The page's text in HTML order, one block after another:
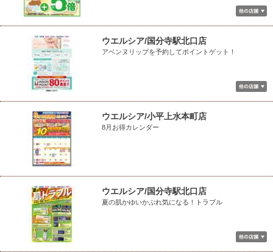
ウエルシア/国分寺駅北口店
アベンヌリップを予約してポイントゲット！
ウエルシア/小平上水本町店
8月お得カレンダー
ウエルシア/国分寺駅北口店
夏の肌かゆいかぶれ気になる！トラブル